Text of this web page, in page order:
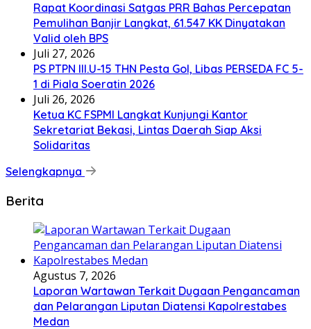
Rapat Koordinasi Satgas PRR Bahas Percepatan
Pemulihan Banjir Langkat, 61.547 KK Dinyatakan
Valid oleh BPS
Juli 27, 2026
PS PTPN III.U-15 THN Pesta Gol, Libas PERSEDA FC 5-
1 di Piala Soeratin 2026
Juli 26, 2026
Ketua KC FSPMI Langkat Kunjungi Kantor
Sekretariat Bekasi, Lintas Daerah Siap Aksi
Solidaritas
Selengkapnya
Berita
Agustus 7, 2026
Laporan Wartawan Terkait Dugaan Pengancaman
dan Pelarangan Liputan Diatensi Kapolrestabes
Medan